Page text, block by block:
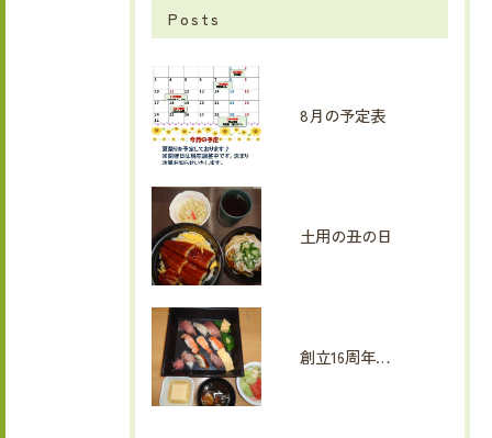
Posts
8月の予定表
土用の丑の日
創立16周年イベント